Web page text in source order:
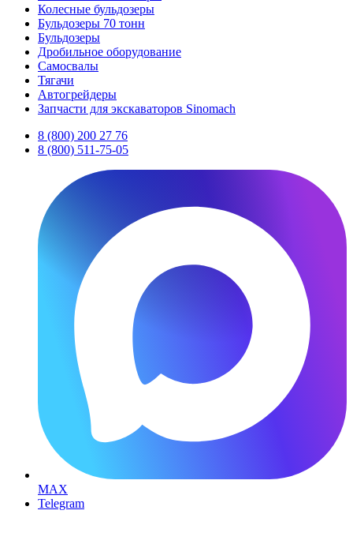
Колесные бульдозеры
Бульдозеры 70 тонн
Бульдозеры
Дробильное оборудование
Самосвалы
Тягачи
Автогрейдеры
Запчасти для экскаваторов Sinomach
8 (800) 200 27 76
8 (800) 511-75-05
MAX
Telegram